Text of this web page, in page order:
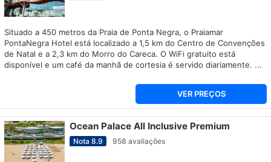
Situado a 450 metros da Praia de Ponta Negra, o Praiamar
PontaNegra Hotel está localizado a 1,5 km do Centro de Convenções
de Natal e a 2,3 km do Morro do Careca. O WiFi gratuito está
disponível e um café da manhã de cortesia é servido diariamente. ...
VER PREÇOS
Ocean Palace All Inclusive Premium
Nota 8.9 958 avaliações